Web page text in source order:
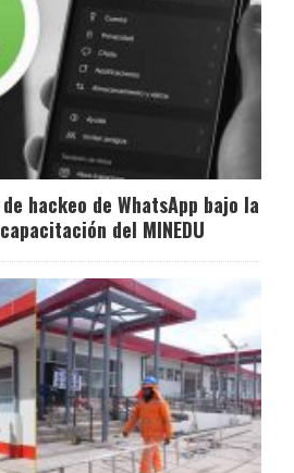
hackeo de WhatsApp bajo la
del MINEDU